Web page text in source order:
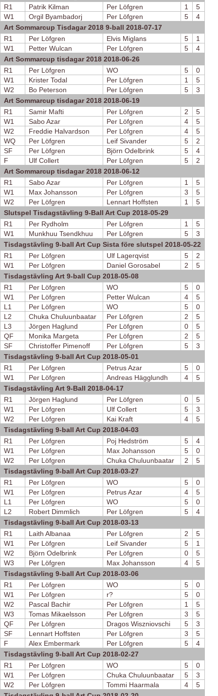
R1
Patrik Kilman Per Löfgren 1
5
W1
Orgil Byambadorj Per Löfgren 5
4
Art Sommarcup Tisdagar 2018 9-ball 2018-07-17
R1
Per Löfgren Elvis Miglans 5
1
W1
Petter Wulcan Per Löfgren 5
4
Art Sommarcup tisdagar 2018 2018-06-26
R1
Per Löfgren WO 5
0
W1
Krister Todal Per Löfgren 1
5
W2
Bo Peterson Per Löfgren 5
3
Art Sommarcup tisdagar 2018 2018-06-19
R1
Samir Mafti Per Löfgren 2
5
W1
Sabo Azar Per Löfgren 4
5
W2
Freddie Halvardson Per Löfgren 4
5
WQ
Per Löfgren Leif Sivander 5
2
SF
Per Löfgren Björn Odelbrink 5
4
F
Ulf Collert Per Löfgren 5
2
Art Sommarcup tisdagar 2018 2018-06-12
R1
Sabo Azar Per Löfgren 1
5
W1
Max Johansson Per Löfgren 3
5
W2
Per Löfgren Lennart Hoffsten 1
5
Slutspel Tisdagstävling 9-Ball Art Cup 2018-05-29
R1
Per Rydholm Per Löfgren 1
5
W1
Munkhuu Tsendkhuu Per Löfgren 5
3
Tisdagstävling 9-ball Art Cup Sista före slutspel 2018-05-22
R1
Per Löfgren Ulf Lagerqvist 5
2
W1
Per Löfgren Daniel Gorosabel 2
5
Tisdagstävling Art 9-ball Cup 2018-05-08
R1
Per Löfgren WO 5
0
W1
Per Löfgren Petter Wulcan 4
5
L1
Per Löfgren WO 5
0
L2
Chuka Chuluunbaatar Per Löfgren 2
5
L3
Jörgen Haglund Per Löfgren 0
5
QF
Monika Margeta Per Löfgren 2
5
SF
Christoffer Pimenoff Per Löfgren 5
3
Tisdagstävling 9-ball Art Cup 2018-05-01
R1
Per Löfgren Petrus Azar 5
0
W1
Per Löfgren Andreas Hägglundh 4
5
Tisdagstävling Art 9-Ball 2018-04-17
R1
Jörgen Haglund Per Löfgren 0
5
W1
Per Löfgren Ulf Collert 5
3
W2
Per Löfgren Kai Kraft 4
5
Tisdagstävling 9-ball Art Cup 2018-04-03
R1
Per Löfgren Poj Hedström 5
4
W1
Per Löfgren Max Johansson 5
0
W2
Per Löfgren Chuka Chuluunbaatar 2
5
Tisdagstävling 9-ball Art Cup 2018-03-27
R1
Per Löfgren WO 5
0
W1
Per Löfgren Petrus Azar 4
5
L1
Per Löfgren WO 5
0
L2
Robert Dimmlich Per Löfgren 5
4
Tisdagstävling 9-ball Art Cup 2018-03-13
R1
Laith Albanaa Per Löfgren 2
5
W1
Per Löfgren Leif Sivander 5
1
W2
Björn Odelbrink Per Löfgren 0
5
W3
Per Löfgren Max Johansson 4
5
Tisdagstävling 9-ball Art Cup 2018-03-06
R1
Per Löfgren WO 5
0
W1
Per Löfgren r? 5
0
W2
Pascal Bachir Per Löfgren 1
5
W3
Tomas Mikaelsson Per Löfgren 3
5
QF
Per Löfgren Dragos Wiszniovschi 5
3
SF
Lennart Hoffsten Per Löfgren 3
5
F
Alex Embermark Per Löfgren 5
4
Tisdagstävling 9-ball Art Cup 2018-02-27
R1
Per Löfgren WO 5
0
W1
Per Löfgren Chuka Chuluunbaatar 5
3
W2
Per Löfgren Tommi Haarmala 4
5